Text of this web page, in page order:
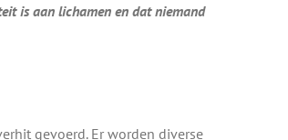
is aan lichamen en dat niemand
gevoerd. Er worden diverse